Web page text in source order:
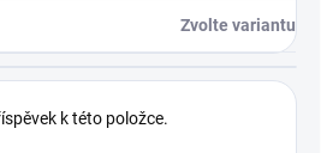
Zvolte variantu
k této položce.